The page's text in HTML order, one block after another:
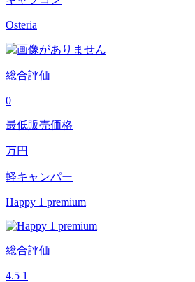
Osteria
総合評価
0
最低販売価格
万円
軽キャンパー
Happy 1 premium
総合評価
4.5 1